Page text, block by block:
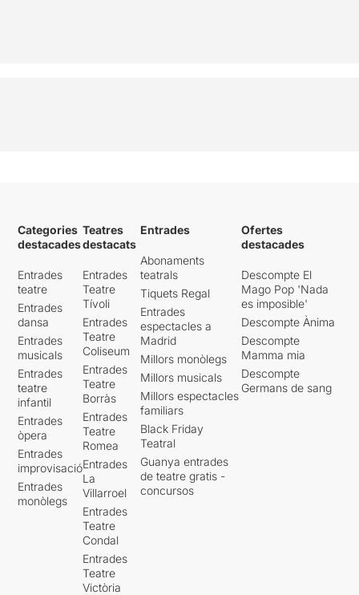
Categories
destacades
Entrades
teatre
Entrades
dansa
Entrades
musicals
Entrades
teatre
infantil
Entrades
òpera
Entrades
improvisació
Entrades
monòlegs
Teatres
destacats
Entrades
Teatre
Tívoli
Entrades
Teatre
Coliseum
Entrades
Teatre
Borràs
Entrades
Teatre
Romea
Entrades
La
Villarroel
Entrades
Teatre
Condal
Entrades
Teatre
Victòria
Entrades
Abonaments
teatrals
Tiquets Regal
Entrades
espectacles a
Madrid
Millors monòlegs
Millors musicals
Millors espectacles
familiars
Black Friday
Teatral
Guanya entrades
de teatre gratis -
concursos
Ofertes
destacades
Descompte El
Mago Pop 'Nada
es imposible'
Descompte Ànima
Descompte
Mamma mia
Descompte
Germans de sang